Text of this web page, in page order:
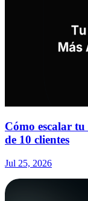
Cómo escalar
de 10 clientes
Jul 25, 2026